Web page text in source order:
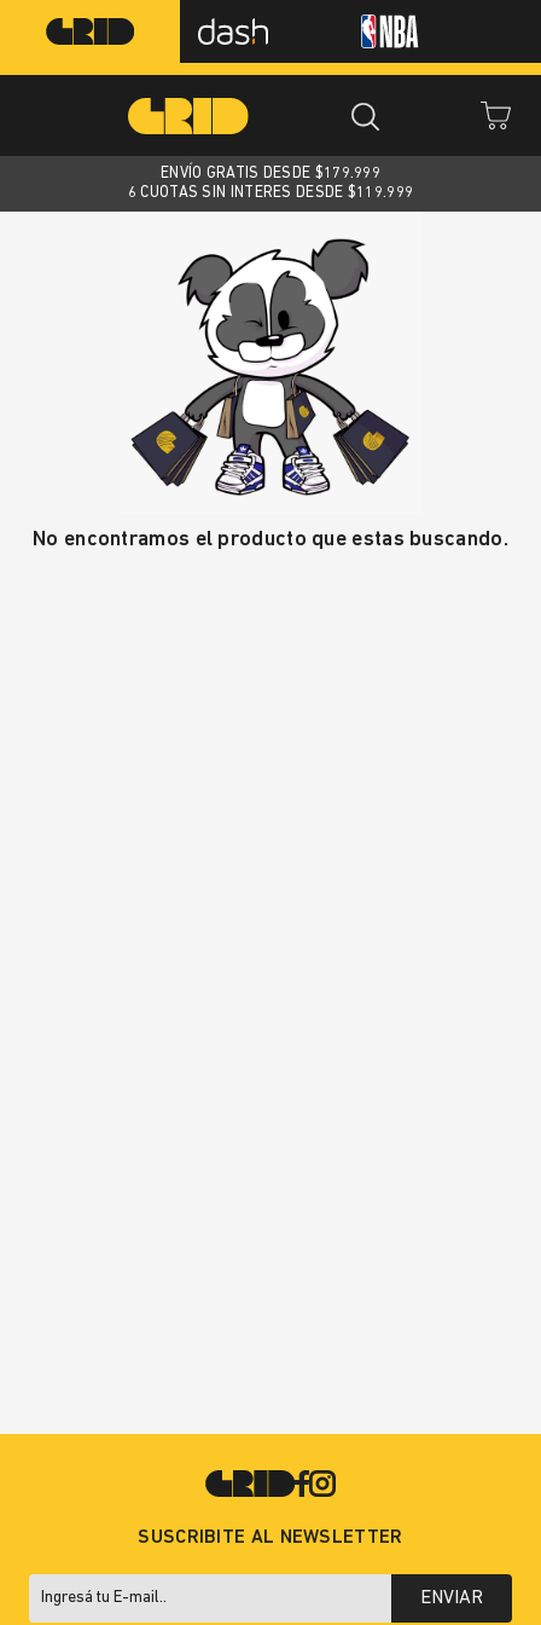
ENVÍO GRATIS DESDE $179.999
6 CUOTAS SIN INTERES DESDE $119.999
No encontramos el producto que estas buscando.
SUSCRIBITE AL NEWSLETTER
ENVIAR